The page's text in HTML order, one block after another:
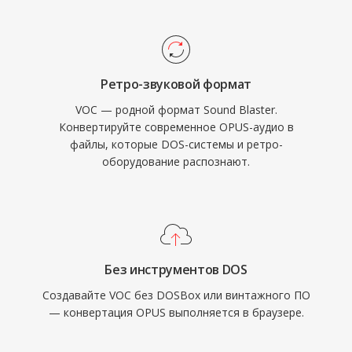
освобождая процессор в эпоху, когда
каждый такт был на счету. Формат широко
использовался в DOS-играх от id Software,
Sierra и LucasArts. С распространением
Windows и формата WAV VOC постепенно
вышел из массового использования, однако
Ретро-звуковой формат
VOC — родной формат Sound Blaster.
Конвертируйте современное OPUS-аудио в
файлы, которые DOS-системы и ретро-
оборудование распознают.
Без инструментов DOS
Создавайте VOC без DOSBox или винтажного ПО
— конвертация OPUS выполняется в браузере.